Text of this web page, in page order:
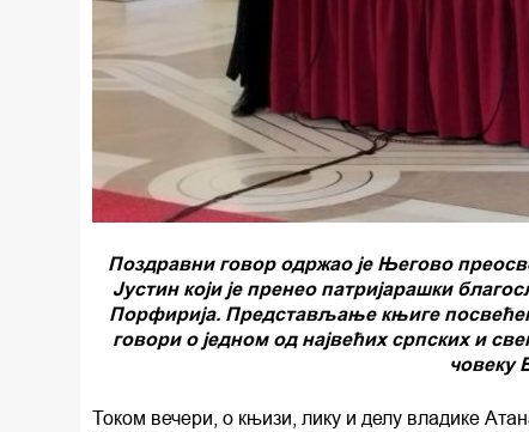
Поздравни говор одржао је Његово
Јустин који је пренео патријарашки
Порфирија. Представљање књиге
говори о једном од највећих српских и
човеку
Током вечери, о књизи, лику и делу владике